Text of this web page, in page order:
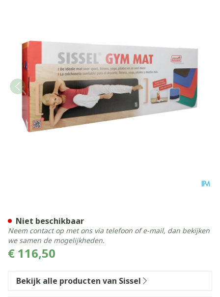
€ 116,50
Niet beschikbaar
Neem contact op met ons via telefoon of e-mail, dan bekijken
we samen de mogelijkheden.
Bekijk alle producten van Sissel